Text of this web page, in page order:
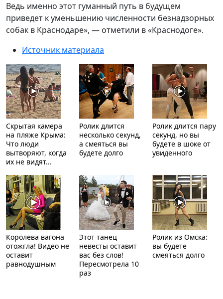
Ведь именно этот гуманный путь в будущем
приведет к уменьшению численности безнадзорных
собак в Краснодаре», — отметили в «Краснодоге».
Источник материала
Скрытая камера
на пляже Крыма:
Что люди
вытворяют, когда
их не видят...
Ролик длится
несколько секунд,
а смеяться вы
будете долго
Ролик длится пару
секунд, но вы
будете в шоке от
увиденного
Королева вагона
отожгла! Видео не
оставит
равнодушным
Этот танец
невесты оставит
вас без слов!
Пересмотрела 10
раз
Ролик из Омска:
вы будете
смеяться долго